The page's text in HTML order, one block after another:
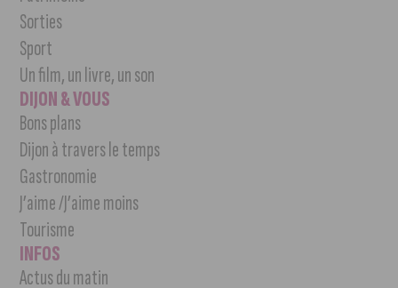
Sorties
Sport
Un film, un livre, un son
DIJON & VOUS
Bons plans
Dijon à travers le temps
Gastronomie
J’aime /J’aime moins
Tourisme
INFOS
Actus du matin